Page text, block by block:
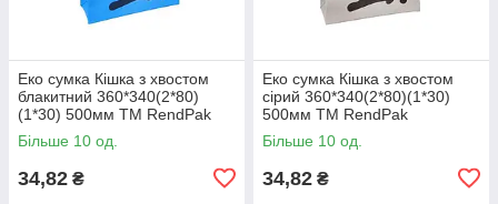
Еко сумка Кішка з хвостом
блакитний 360*340(2*80)
(1*30) 500мм ТМ RendPak
Більше 10 од.
34,82 ₴
Еко сумка Кішка з хвостом
сірий 360*340(2*80)(1*30)
500мм ТМ RendPak
Більше 10 од.
34,82 ₴